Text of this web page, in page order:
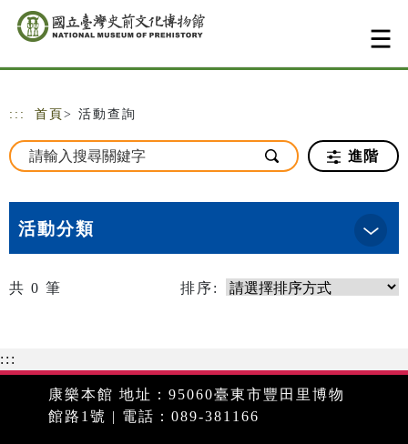
跳到主要內容
網站導覽
::: 首頁 > 活動查詢
進階
活動分類
共 0 筆 排序:
:::
康樂本館 地址：95060臺東市豐田里博物
館路1號 | 電話：089-381166